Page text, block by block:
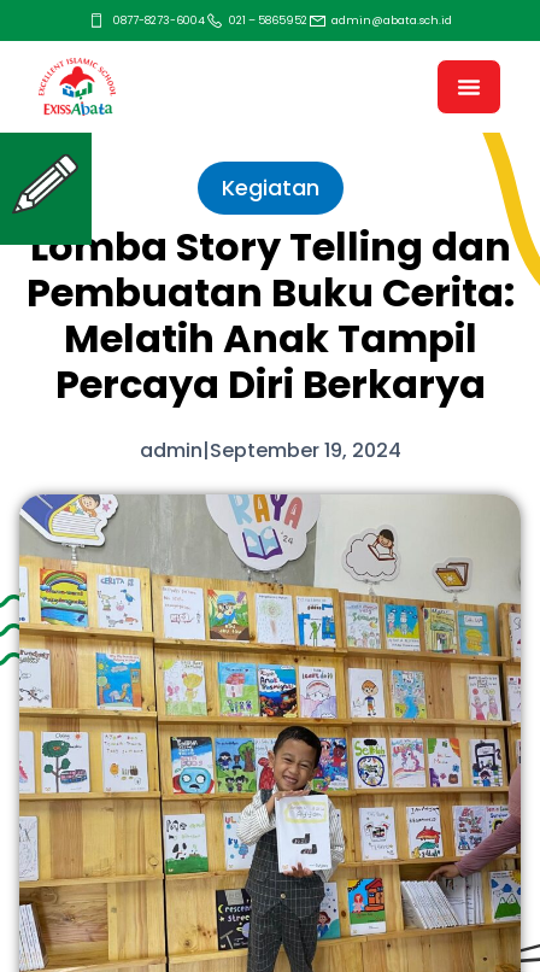
0877-8273-6004 021 – 5865952 admin@abata.sch.id
Kegiatan
Lomba Story Telling dan
Pembuatan Buku Cerita:
Melatih Anak Tampil
Percaya Diri Berkarya
admin|September 19, 2024